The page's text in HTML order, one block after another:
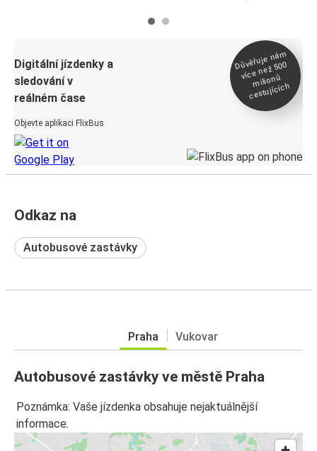
Digitální jízdenky a
sledování v
reálném čase
Objevte aplikaci FlixBus
Důvěřuje ná
m
více než 500
milionů
cestujících
Odkaz na
Autobusové zastávky
Praha Vukovar
Autobusové zastávky ve městě Praha
Poznámka: Vaše jízdenka obsahuje nejaktuálnější
informace.